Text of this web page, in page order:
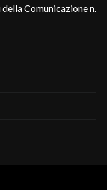
Comunicazione n.